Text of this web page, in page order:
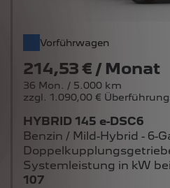
Vorführwagen
214,53 € / Monat
36 Mon. / 5.000 km
zzgl. 1.090,00 €
HYBRID 145 e-DSC6
Benzin / Mild-Hybrid - 6-
Systemleistung in kW
107